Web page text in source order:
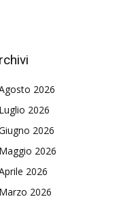
2026
2026
2026
2026
2026
2026